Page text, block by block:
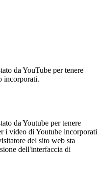
da YouTube per tenere
incorporati.
da Youtube per tenere
i video di Youtube incorporati
del sito web sta
dell'interfaccia di